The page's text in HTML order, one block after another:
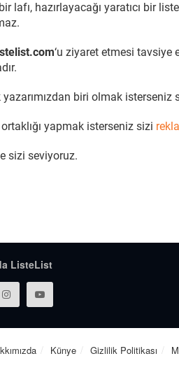
lafı, hazırlayacağı yaratıcı bir
‘u ziyaret etmesi tavsiye
biri olmak isterseniz
yapmak isterseniz sizi
sizi seviyoruz.
ListeList
Künye Gizlilik Politikası